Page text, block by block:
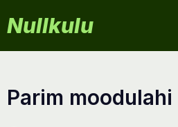
Nullkulu
parim moodulahi